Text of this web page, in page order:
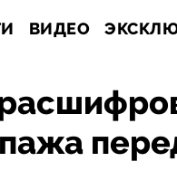
ВИДЕО